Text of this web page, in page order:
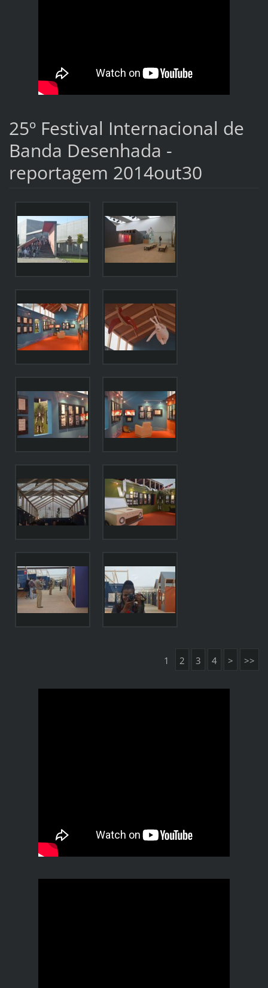
25º Festival Internacional de
Banda Desenhada -
reportagem 2014out30
1 2 3 4 > >>